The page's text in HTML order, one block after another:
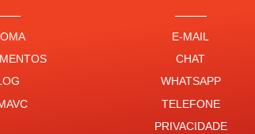
E-MAIL
CHAT
WHATSAPP
TELEFONE
PRIVACIDADE